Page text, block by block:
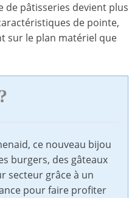
de pâtisseries devient plus
de pointe,
sur le plan matériel que
ce nouveau bijou
burgers, des gâteaux
secteur grâce à un
pour faire profiter